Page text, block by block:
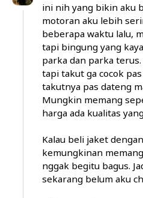
ini nih yang bikin aku
motoran aku lebih
beberapa waktu lalu,
tapi bingung yang
parka dan parka
tapi takut ga cocok
takutnya pas dateng
Mungkin memang
harga ada kualitas
Kalau beli jaket
kemungkinan
nggak begitu bagus.
sekarang belum aku